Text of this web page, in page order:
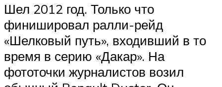
Шел 2012 год. Только что
финишировал ралли-рейд
«Шелковый путь», входивший в то
время в серию «Дакар». На
фототочки журналистов возил